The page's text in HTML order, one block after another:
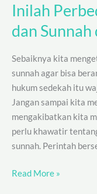
Inilah
dan
Sebaiknya kita
sunnah agar bisa
hukum sedekah itu
Jangan sampai kita
mengakibatkan kita
perlu khawatir
sunnah. Perintah
Read More »